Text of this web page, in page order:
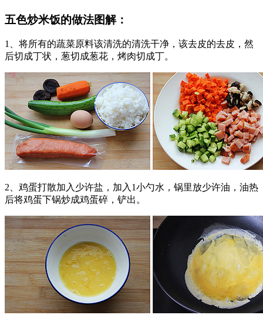
五色炒米饭的做法图解：
1、将所有的蔬菜原料该清洗的清洗干净，该去皮的去皮，然
后切成丁状，葱切成葱花，烤肉切成丁。
2、鸡蛋打散加入少许盐，加入1小勺水，锅里放少许油，油热
后将鸡蛋下锅炒成鸡蛋碎，铲出。